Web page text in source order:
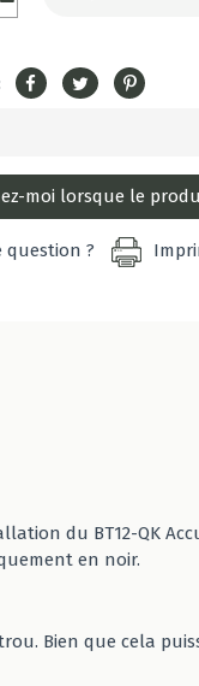
question ?
du BT12-QK
en noir.
Bien que cela